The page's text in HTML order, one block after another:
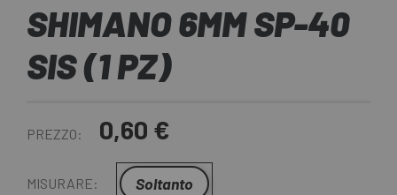
SHIMANO 6MM SP-40
SIS (1 PZ)
PREZZO: 0,60 €
MISURARE: Soltanto